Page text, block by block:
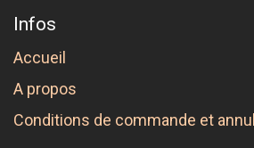
Infos
Accueil
A propos
Conditions de commande et